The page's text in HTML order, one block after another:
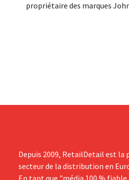
propriétaire des marques
Depuis 2009, RetailDetail est
secteur de la distribution en
En tant que "média 100 %